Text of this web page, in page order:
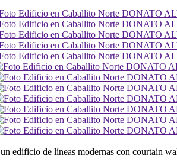
edificio de líneas modernas con courtain